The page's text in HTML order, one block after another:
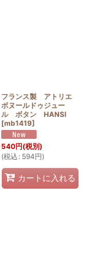
フランス製 アトリエ
ボヌールドゥジュー
ル ボタン HANSI
[mb1419]
540円(税別)
(税込 : 594円)
カートに入れる